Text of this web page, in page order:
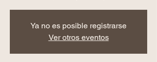
Ya no es posible registrarse
Ver otros eventos